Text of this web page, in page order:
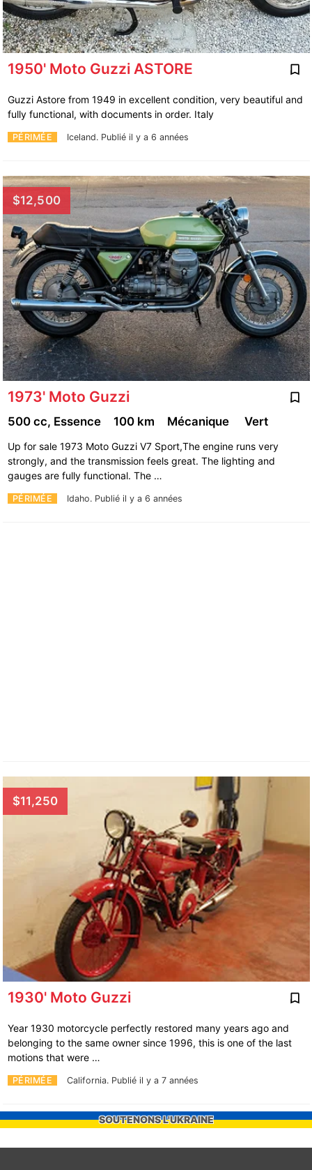
1950' Moto Guzzi ASTORE
PÉRIMÉE Iceland. Publié il y a 6 années
Guzzi Astore from 1949 in excellent condition, very beautiful and
fully functional, with documents in order. Italy
$12,500
1973' Moto Guzzi
PÉRIMÉE Idaho. Publié il y a 6 années
500 cc, Essence 100 km Mécanique Vert
Up for sale 1973 Moto Guzzi V7 Sport,The engine runs very
strongly, and the transmission feels great. The lighting and
gauges are fully functional. The …
$11,250
1930' Moto Guzzi
PÉRIMÉE California. Publié il y a 7 années
Year 1930 motorcycle perfectly restored many years ago and
belonging to the same owner since 1996, this is one of the last
motions that were …
SOUTENONS L'UKRAINE